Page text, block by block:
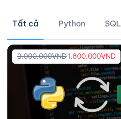
Tất cả Python SQL
3.000.000VND1.800.000VND